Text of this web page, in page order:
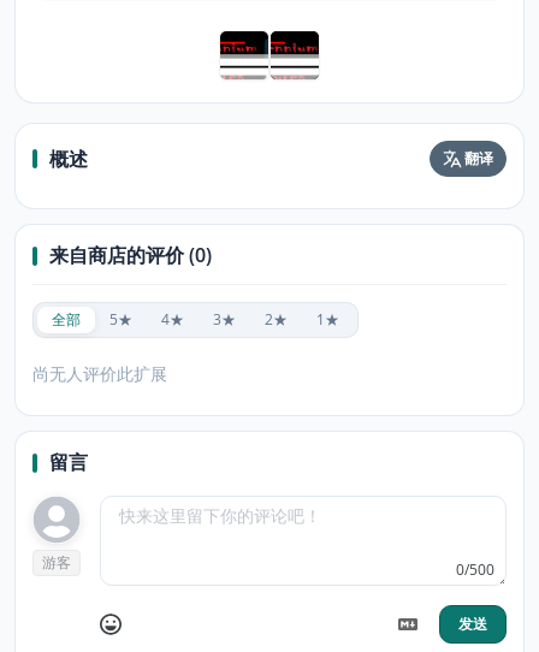
概述 翻译
来自商店的评价 (0)
全部 5★ 4★ 3★ 2★ 1★
尚无人评价此扩展
留言
游客 0/500
发送